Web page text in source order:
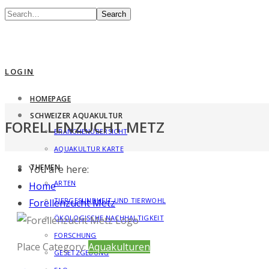
Search
LOGIN
HOMEPAGE
SCHWEIZER AQUAKULTUR
BRANCHENÜBERSICHT
AQUAKULTUR KARTE
THEMEN
ARTEN
TIERGESUNDHEIT UND TIERWOHL
ÖKOLOGISCHE NACHHALTIGKEIT
FORSCHUNG
GESETZGEBUNG
FORELLENZUCHT METZ
You are here:
Home
Forellenzucht Metz
Previous
Place Category: Aquakulturen